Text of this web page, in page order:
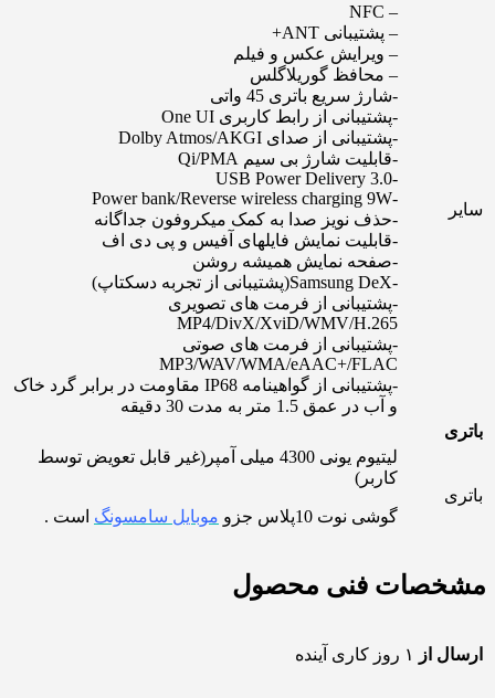
سایر
– NFC
– پشتیبانی ANT+
– ویرایش عکس و فیلم
– محافظ گوریلاگلس
-شارژ سریع باتری 45 واتی
-پشتیبانی از رابط کاربری One UI
-پشتیبانی از صدای Dolby Atmos/AKGI
-قابلیت شارژ بی سیم Qi/PMA
-USB Power Delivery 3.0
-Power bank/Reverse wireless charging 9W
-حذف نویز صدا به کمک میکروفون جداگانه
-قابلیت نمایش فایلهای آفیس و پی دی اف
-صفحه نمایش همیشه روشن
-Samsung DeX(پشتیبانی از تجربه دسکتاپ)
-پشتیبانی از فرمت های تصویری
MP4/DivX/XviD/WMV/H.265
-پشتیبانی از فرمت های صوتی
MP3/WAV/WMA/eAAC+/FLAC
-پشتیبانی از گواهینامه IP68 مقاومت در برابر گرد خاک
و آب در عمق 1.5 متر به مدت 30 دقیقه
باتری
باتری
لیتیوم یونی 4300 میلی آمپر(غیر قابل تعویض توسط
کاربر)
گوشی نوت 10پلاس جزو موبایل سامسونگ است .
مشخصات فنی محصول
ارسال از ۱ روز کاری آینده